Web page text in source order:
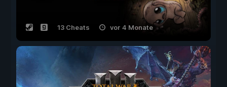
13 Cheats vor 4 Monate